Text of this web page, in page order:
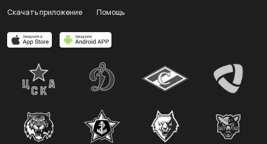
Скачать приложение
Помощь